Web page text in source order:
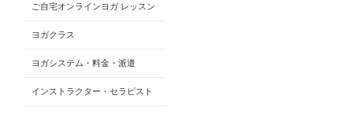
ご自宅オンラインヨガ レッスン
ヨガクラス
ヨガシステム・料金・派遣
インストラクター・セラピスト